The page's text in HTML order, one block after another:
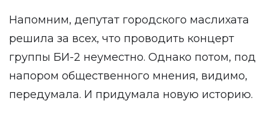
Напомним, депутат городского маслихата
решила за всех, что проводить концерт
группы БИ-2 неуместно. Однако потом, под
напором общественного мнения, видимо,
передумала. И придумала новую историю.